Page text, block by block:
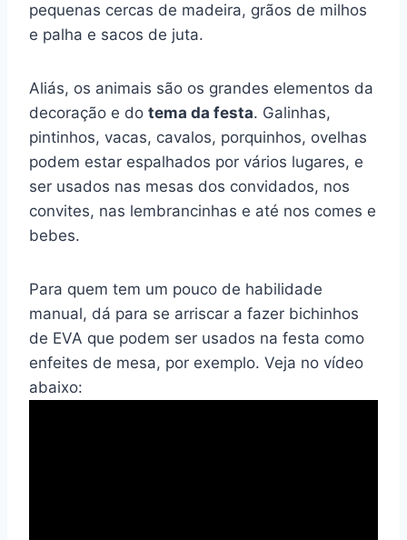
pequenas cercas de madeira, grãos de milhos
e palha e sacos de juta.
Aliás, os animais são os grandes elementos da
decoração e do tema da festa. Galinhas,
pintinhos, vacas, cavalos, porquinhos, ovelhas
podem estar espalhados por vários lugares, e
ser usados nas mesas dos convidados, nos
convites, nas lembrancinhas e até nos comes e
bebes.
Para quem tem um pouco de habilidade
manual, dá para se arriscar a fazer bichinhos
de EVA que podem ser usados na festa como
enfeites de mesa, por exemplo. Veja no vídeo
abaixo: